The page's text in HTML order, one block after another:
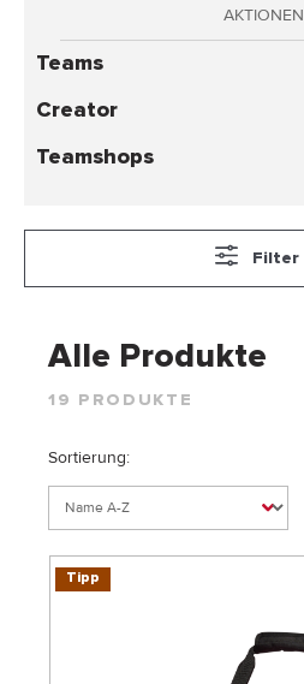
AKTIONEN
Teams
Creator
Teamshops
Filter
Alle Produkte
19 PRODUKTE
Sortierung:
Tipp